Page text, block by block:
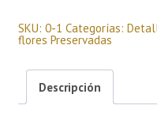
cantidad
SKU:0-1 Categorías:
flores Preservadas
Descripción